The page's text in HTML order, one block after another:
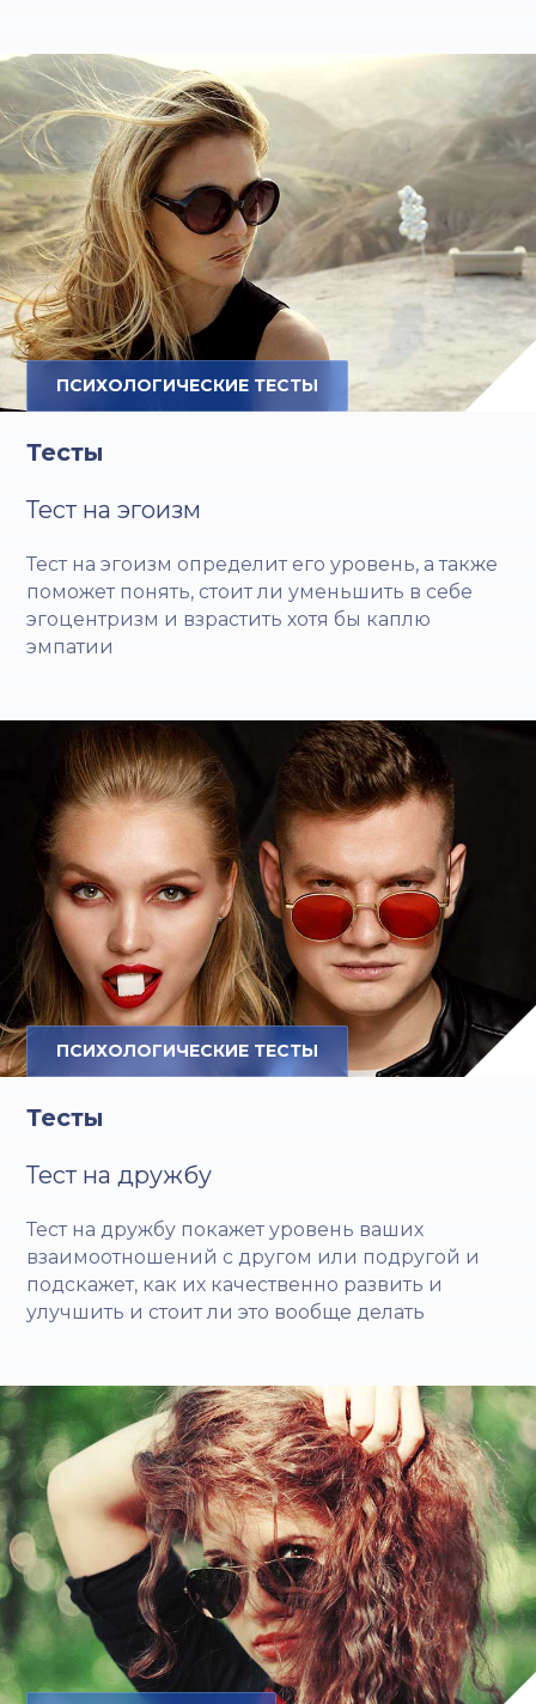
ПСИХОЛОГИЧЕСКИЕ ТЕСТЫ
Тесты
Тест на эгоизм
Тест на эгоизм определит его уровень, а также
поможет понять, стоит ли уменьшить в себе
эгоцентризм и взрастить хотя бы каплю
эмпатии
ПСИХОЛОГИЧЕСКИЕ ТЕСТЫ
Тесты
Тест на дружбу
Тест на дружбу покажет уровень ваших
взаимоотношений с другом или подругой и
подскажет, как их качественно развить и
улучшить и стоит ли это вообще делать